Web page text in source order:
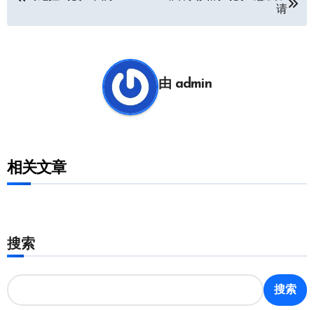
请
由 admin
相关文章
搜索
搜索